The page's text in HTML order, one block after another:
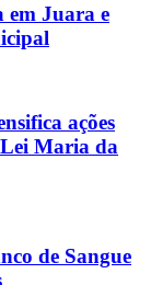
Juara e
ações
Lei Maria da
de Sangue